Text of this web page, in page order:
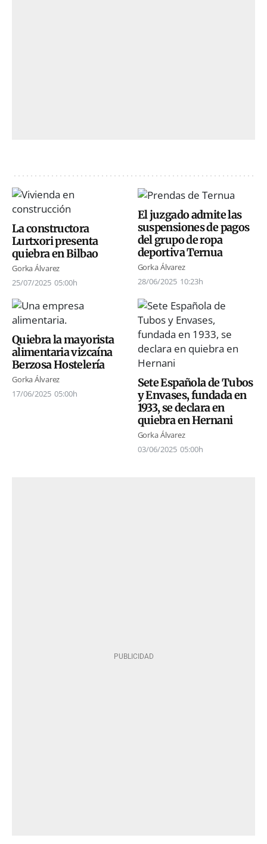
La constructora
Lurtxori presenta
quiebra en Bilbao
Gorka Álvarez
25/07/2025 05:00h
El juzgado admite las
suspensiones de pagos
del grupo de ropa
deportiva Ternua
Gorka Álvarez
28/06/2025 10:23h
Quiebra la mayorista
alimentaria vizcaína
Berzosa Hostelería
Gorka Álvarez
17/06/2025 05:00h
Sete Española de Tubos
y Envases, fundada en
1933, se declara en
quiebra en Hernani
Gorka Álvarez
03/06/2025 05:00h